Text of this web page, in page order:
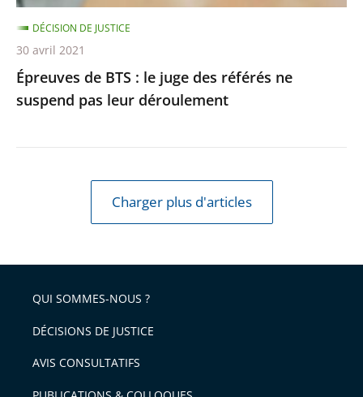
suspend
pas
leur
déroulement
Épreuves de BTS : le juge des référés ne
suspend pas leur déroulement
DÉCISION DE JUSTICE
30 avril 2021
Charger plus d'articles
QUI SOMMES-NOUS ?
DÉCISIONS DE JUSTICE
AVIS CONSULTATIFS